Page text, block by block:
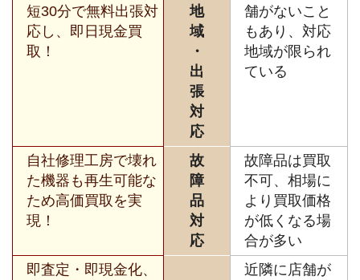
短30分で無料出張対
応し、即日現金買
取！
地
域
・
出
張
対
応
舗がないこと
もあり、対応
地域が限られ
ている
自社修理工房で壊れ
た機器も再生可能な
ため高価買取を実
現！
故
障
品
対
応
故障品は買取
不可、相場に
より買取価格
が低くなる場
合が多い
即査定・即現金化、
近隣に店舗が